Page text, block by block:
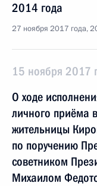
2014 года
27 ноября 2017 года,
15 ноября 2017
О ходе
личного приёма
жительницы
по поручению
советником
Михаилом